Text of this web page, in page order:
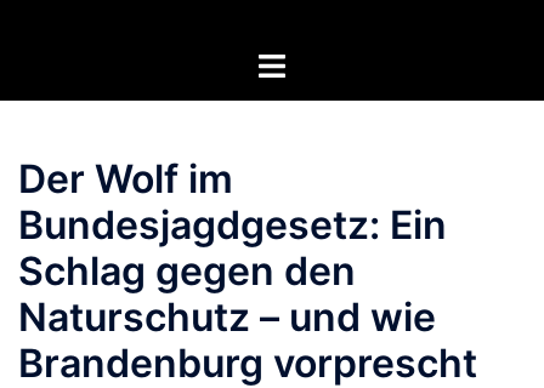
Menü
Der Wolf im
Bundesjagdgesetz: Ein
Schlag gegen den
Naturschutz – und wie
Brandenburg vorprescht